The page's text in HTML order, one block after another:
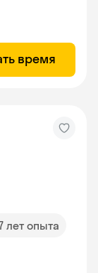
время
лет опыта